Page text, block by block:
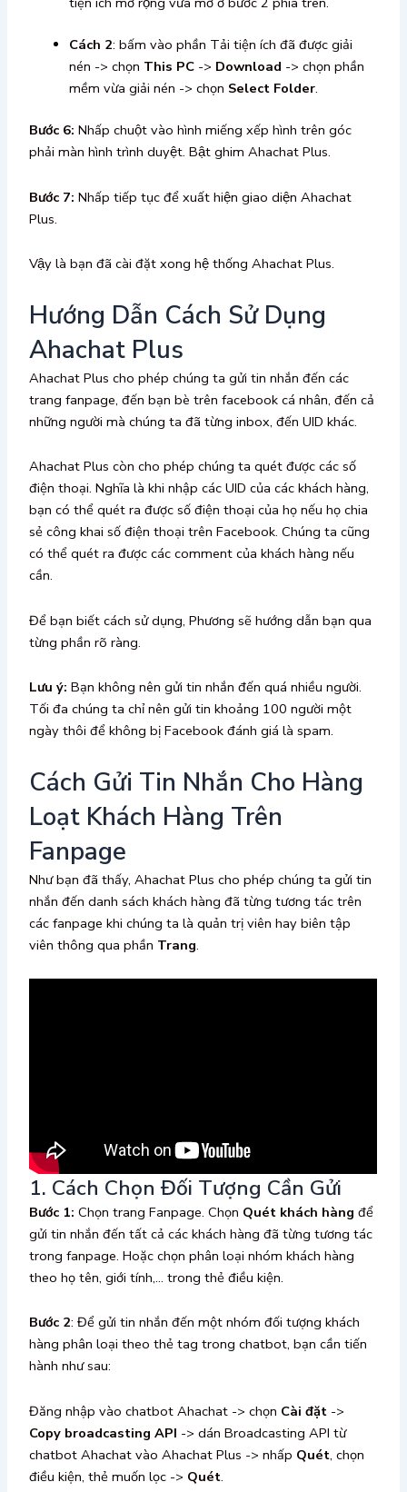
Cách 2: bấm vào phần Tải tiện ích đã được giải
nén -> chọn This PC -> Download -> chọn phần
mềm vừa giải nén -> chọn Select Folder.
Bước 6:Nhấp chuột vào hình miếng xếp hình trên góc
phải màn hình trình duyệt. Bật ghim Ahachat Plus.
Bước 7:Nhấp tiếp tục để xuất hiện giao diện Ahachat
Plus.
Vậy là bạn đã cài đặt xong hệ thống Ahachat Plus.
Hướng Dẫn Cách Sử Dụng
Ahachat Plus
Ahachat Plus cho phép chúng ta gửi tin nhắn đến các
trang fanpage, đến bạn bè trên facebook cá nhân, đến cả
những người mà chúng ta đã từng inbox, đến UID khác.
Ahachat Plus còn cho phép chúng ta quét được các số
điện thoại. Nghĩa là khi nhập các UID của các khách hàng,
bạn có thể quét ra được số điện thoại của họ nếu họ chia
sẻ công khai số điện thoại trên Facebook. Chúng ta cũng
có thể quét ra được các comment của khách hàng nếu
cần.
Để bạn biết cách sử dụng, Phương sẽ hướng dẫn bạn qua
từng phần rõ ràng.
Lưu ý: Bạn không nên gửi tin nhắn đến quá nhiều người.
Tối đa chúng ta chỉ nên gửi tin khoảng 100 người một
ngày thôi để không bị Facebook đánh giá là spam.
Cách Gửi Tin Nhắn Cho Hàng
Loạt Khách Hàng Trên
Fanpage
Như bạn đã thấy, Ahachat Plus cho phép chúng ta gửi tin
nhắn đến danh sách khách hàng đã từng tương tác trên
các fanpage khi chúng ta là quản trị viên hay biên tập
viên thông qua phần Trang.
1. Cách Chọn Đối Tượng Cần Gửi
Bước 1:Chọn trang Fanpage. Chọn Quét khách hàng để
gửi tin nhắn đến tất cả các khách hàng đã từng tương tác
trong fanpage. Hoặc chọn phân loại nhóm khách hàng
theo họ tên, giới tính,… trong thẻ điều kiện.
Bước 2: Để gửi tin nhắn đến một nhóm đối tượng khách
hàng phân loại theo thẻ tag trong chatbot, bạn cần tiến
hành như sau:
Đăng nhập vào chatbot Ahachat -> chọn Cài đặt ->
Copy broadcasting API -> dán Broadcasting API từ
chatbot Ahachat vào Ahachat Plus -> nhấp Quét, chọn
điều kiện, thẻ muốn lọc -> Quét.